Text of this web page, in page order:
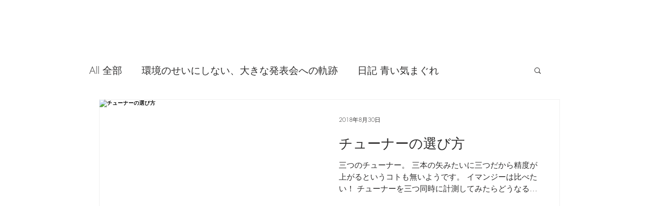
All 全部 環境のせいにしない、大きな発表会への軌跡 日記 青い気まぐれ
音源やプラグイン 使ってみた感想
Imanjy Studio 使われているモノ
便利な経験、新しいコトに挑戦しよう
チューナーの選び方
三つのチューナー。 三本の矢みたいに三つだから精度が
上がるというコトも無いようです。 イマンジーは比べた
い！ チューナーを三つ同時に計測してみたらどうなるの
2018年8月30日